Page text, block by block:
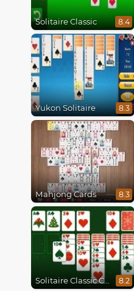
Solitaire Classic 8.4
Yukon Solitaire 8.3
Mahjong Cards 8.3
Solitaire Classic Christmas 8.2